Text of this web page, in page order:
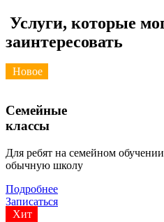
Услуги, которые
заинтересовать
Новое
Семейные
классы
Для ребят на семейном
обычную школу
Подробнее
Записаться
Хит